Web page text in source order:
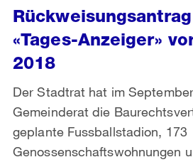
«Tages-Anzeiger»
2018
Der Stadtrat hat im
Gemeinderat die
geplante Fussballstadion, 173
Genossenschaftswohnungen